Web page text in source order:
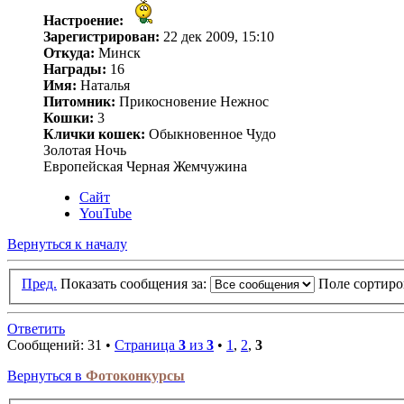
Настроение:
Зарегистрирован: 22 дек 2009, 15:10
Откуда: Минск
Награды: 16
Имя: Наталья
Питомник: Прикосновение Нежнос
Кошки: 3
Клички кошек: Обыкновенное Чудо
Золотая Ночь
Европейская Черная Жемчужина
Сайт
YouTube
Вернуться к началу
Пред. Показать сообщения за: Поле
Ответить
Сообщений: 31 • Страница 3 из 3 • 1, 2, 3
Вернуться в Фотоконкурсы